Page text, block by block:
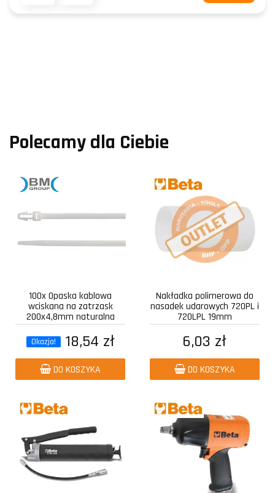
Polecamy dla Ciebie
100x Opaska kablowa
wciskana na zatrzask
200x4,8mm naturalna
Okazja! 18,54 zł
DO KOSZYKA
Nakładka polimerowa do
nasadek udarowych 720PL i
720LPL 19mm
6,03 zł
DO KOSZYKA